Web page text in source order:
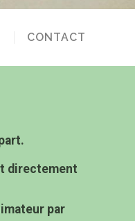
CONTACT
directement
par